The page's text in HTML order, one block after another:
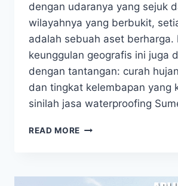
dengan udaranya yang sejuk
wilayahnya yang berbukit,
adalah sebuah aset berharga.
keunggulan geografis ini juga
dengan tantangan: curah
dan tingkat kelembapan yang
sinilah jasa waterproofing
READ MORE